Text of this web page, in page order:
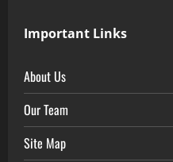
Important Links
About Us
Our Team
Site Map